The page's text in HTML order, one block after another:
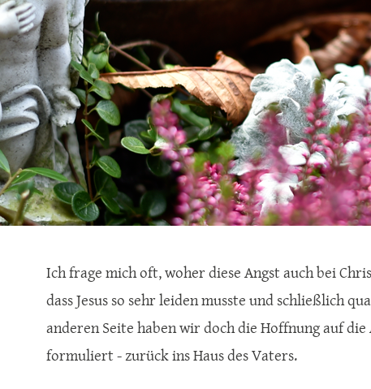
Ich frage mich oft, woher diese Angst auch bei
dass Jesus so sehr leiden musste und schließlich
anderen Seite haben wir doch die Hoffnung auf
formuliert - zurück ins Haus des Vaters.